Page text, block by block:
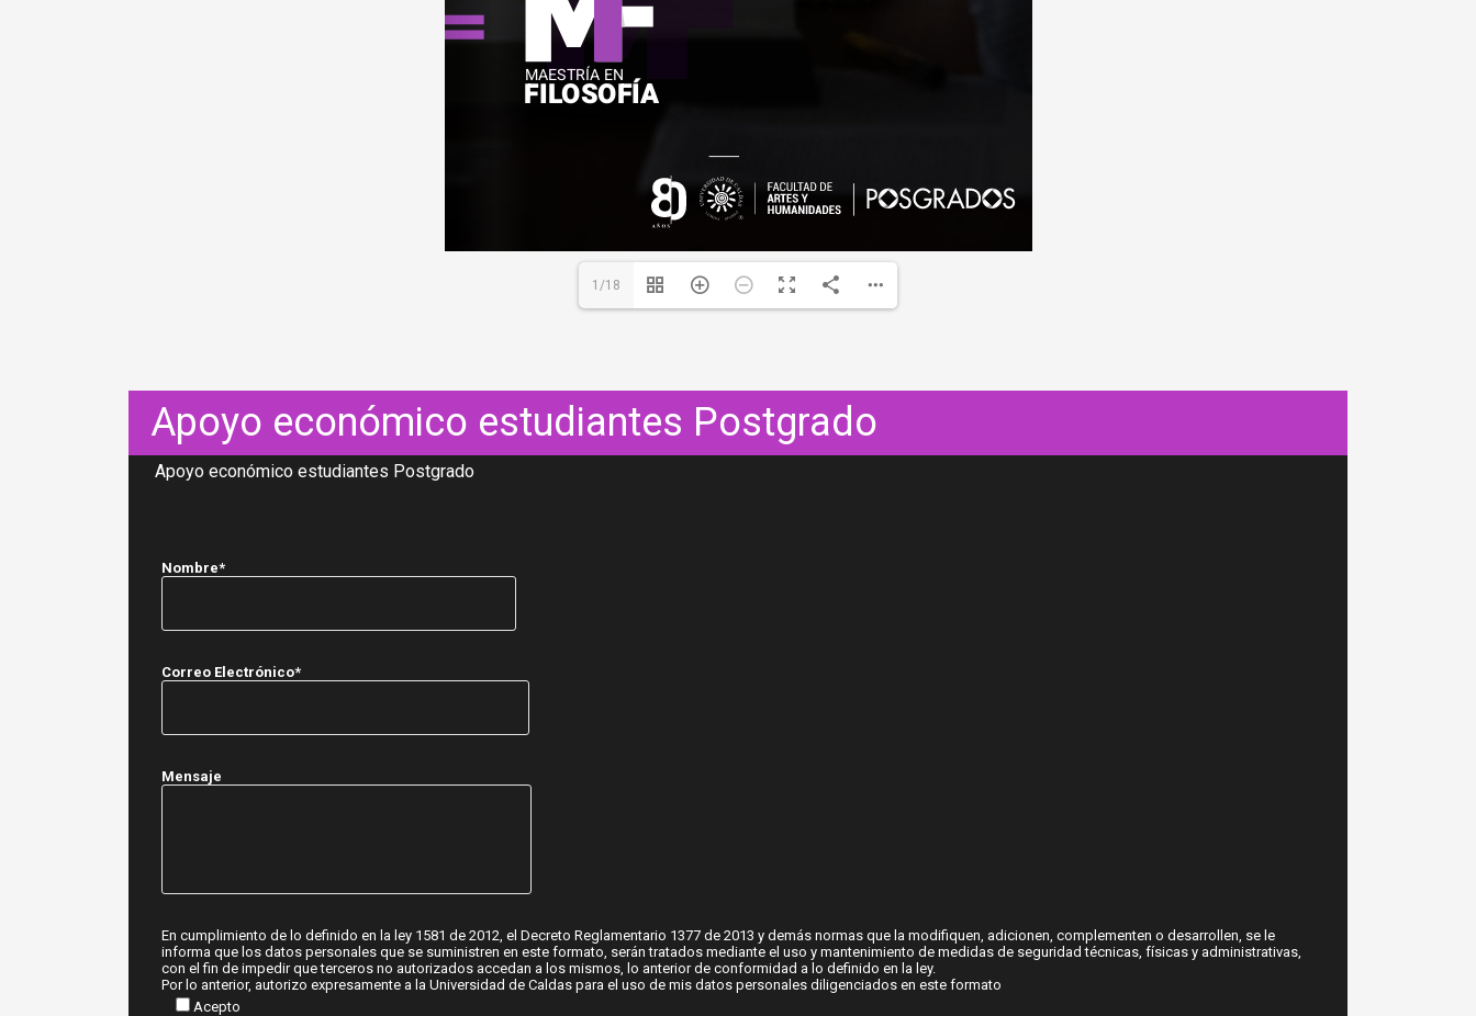
1/18
Apoyo económico estudiantes Postgrado
Apoyo económico estudiantes Postgrado
Nombre*
Correo Electrónico*
Mensaje
En cumplimiento de lo definido en la ley 1581 de 2012, el Decreto Reglamentario 1377 de 2013 y demás normas que la modifiquen, adicionen, complementen o desarrollen, se le
informa que los datos personales que se suministren en este formato, serán tratados mediante el uso y mantenimiento de medidas de seguridad técnicas, físicas y administrativas,
con el fin de impedir que terceros no autorizados accedan a los mismos, lo anterior de conformidad a lo definido en la ley.
Por lo anterior, autorizo expresamente a la Universidad de Caldas para el uso de mis datos personales diligenciados en este formato
Acepto